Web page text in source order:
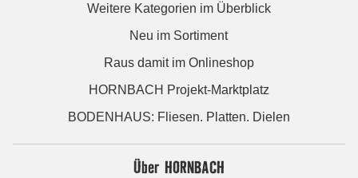
Weitere Kategorien im Überblick
Neu im Sortiment
Raus damit im Onlineshop
HORNBACH Projekt-Marktplatz
BODENHAUS: Fliesen. Platten. Dielen
Über HORNBACH